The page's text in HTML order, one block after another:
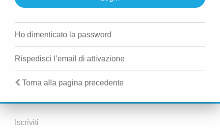
Ho dimenticato la password
Rispedisci l’email di attivazione
Torna alla pagina precedente
Iscriviti